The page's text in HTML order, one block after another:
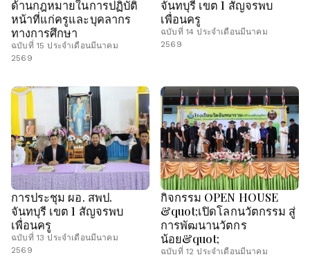
ด้านกฎหมายในการปฏิบัติ
หน้าที่แก่ครูและบุคลากร
ทางการศึกษา
ฉบับที่ 15 ประจำเดือนมีนาคม
2569
จันทบุรี เขต 1 สัญจรพบ
เพื่อนครู
ฉบับที่ 14 ประจำเดือนมีนาคม
2569
การประชุม ผอ. สพป.
จันทบุรี เขต 1 สัญจรพบ
เพื่อนครู
ฉบับที่ 13 ประจำเดือนมีนาคม
2569
กิจกรรม OPEN HOUSE
&quot;เปิดโลกนวัตกรรม สู่
การพัฒนานวัตกร
น้อย&quot;
ฉบับที่ 12 ประจำเดือนมีนาคม